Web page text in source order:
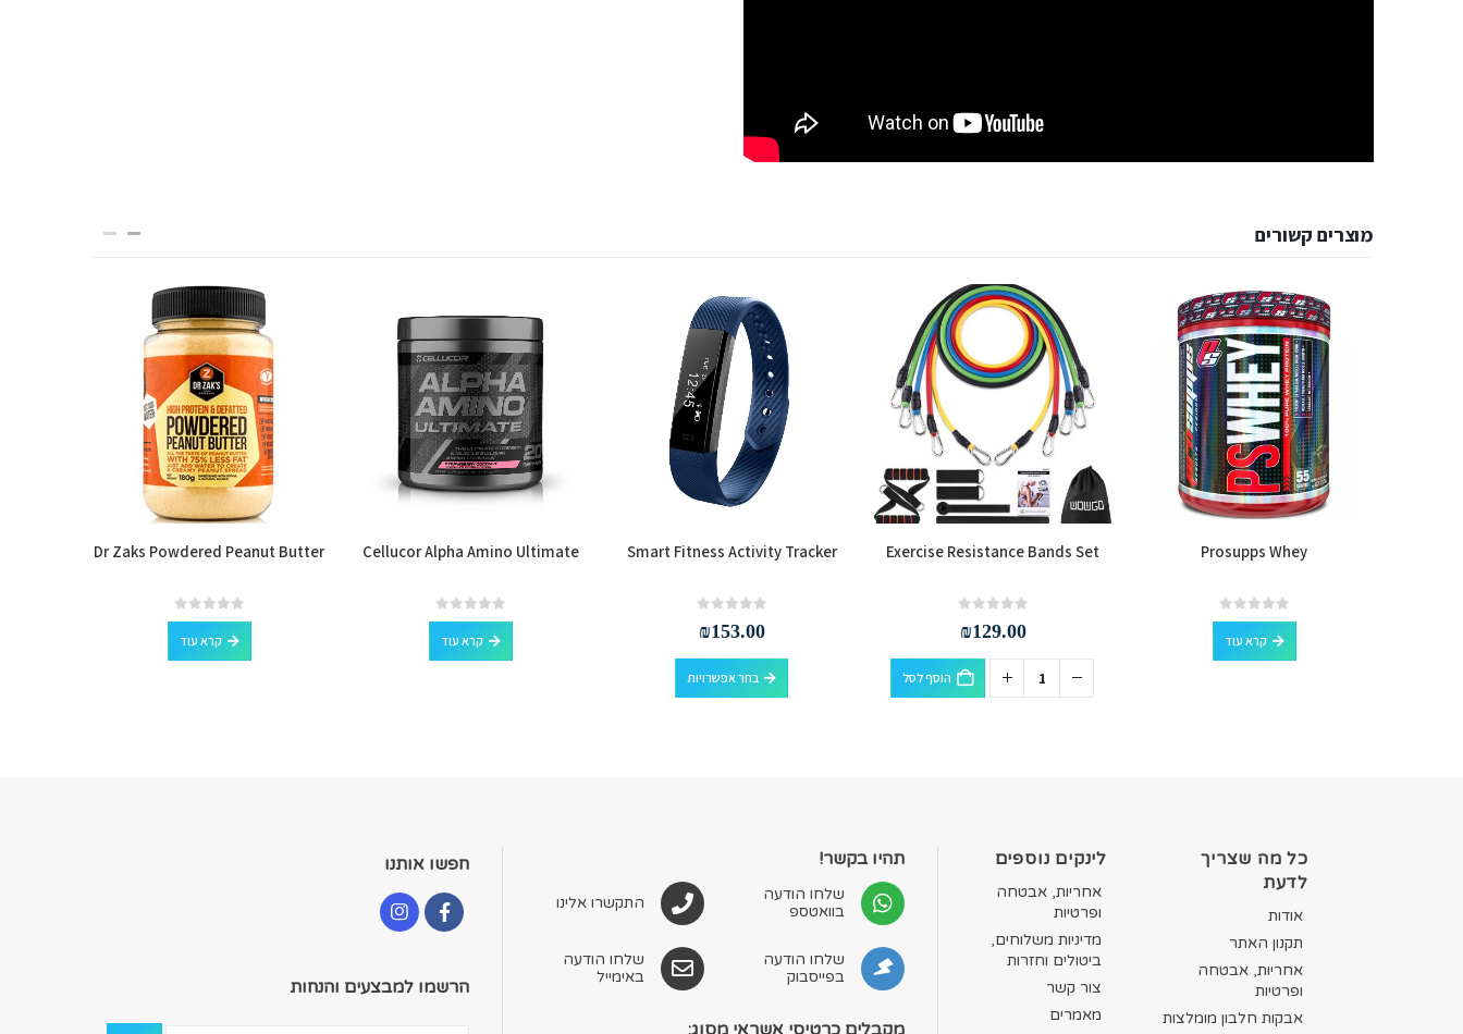
מוצרים קשורים
Prosupps Whey
0
out of 5
קרא עוד
Exercise Resistance Bands Set
₪129.00
הוסף לסל
Smart Fitness Activity Tracker
₪153.00
בחר אפשרויות
למוצר זה יש מספר סוגים. ניתן לבחור את האפשרויות בעמוד המוצר
Cellucor Alpha Amino Ultimate
0
out of 5
קרא עוד
Dr Zaks Powdered Peanut Butter
0
out of 5
קרא עוד
כל מה שצריך
לדעת
אודות
תקנון האתר
אחריות, אבטחה
ופרטיות
אבקות חלבון מומלצות
לינקים נוספים
אחריות, אבטחה
ופרטיות
מדיניות משלוחים,
ביטולים וחזרות
צור קשר
מאמרים
תהיו בקשר!
שלחו הודעה
בוואטספ
שלחו הודעה
בפייסבוק
התקשרו אלינו
שלחו הודעה
באימייל
מקבלים כרטיסי אשראי מסוג:
חפשו אותנו
הרשמו למבצעים והנחות